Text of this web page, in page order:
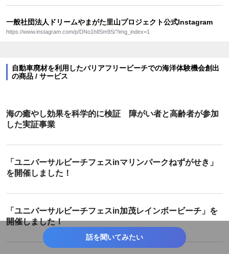
一般社団法人ドリームやまがた里山プロジェクト公式Instagram
https://www.instagram.com/p/DNo1hIlSm9S/?img_index=1
自動車廃材を利用したバリアフリービーチでの海洋体験機会創出
の商品 / サービス
海の癒やし効果を科学的に検証 障がい者と高齢者が参加
した実証事業
「ユニバーサルビーチフェスinマリンパークねずがせき」
を開催しました！
「ユニバーサルビーチフェスin加茂レインボービーチ」を
開催しました！
話を聞いてみたい